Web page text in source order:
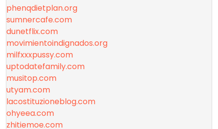
phenqdietplan.org
sumnercafe.com
dunetflix.com
movimientoindignados.org
milfxxxpussy.com
uptodatefamily.com
musitop.com
utyam.com
lacostituzioneblog.com
ohyeea.com
zhitiemoe.com